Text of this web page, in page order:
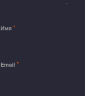
Имя *
Email *